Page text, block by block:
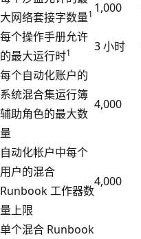
大网络套接字数量1 1,000
每个操作手册允许
的最大运行时1 3 小时
每个自动化账户的
系统混合集运行簿
辅助角色的最大数
量
4,000
自动化帐户中每个
用户的混合
Runbook 工作器数
量上限
4,000
单个混合 Runbook